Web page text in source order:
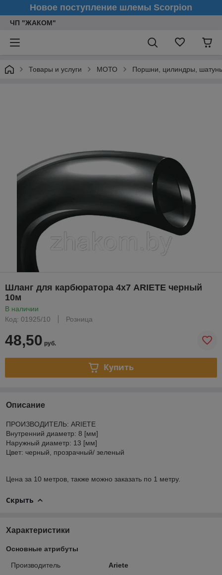
Новое поступление шлемы Scorpion
ЧП "ЖАКОМ"
Товары и услуги МОТО Поршни, цилиндры,
Шланг для карбюратора 4х7 ARIETE черный
10м
В наличии
Код: 01925/10
Розница
48,50 руб.
Купить
Описание
ПРОИЗВОДИТЕЛЬ: ARIETE
Внутренний диаметр: 8 [мм]
Наружный диаметр: 13 [мм]
Цвет: черный, прозрачный/ зеленый
Цена за 10 метров, также можно заказать по 1 метру.
Скрыть
Характеристики
Основные атрибуты
Производитель
Ariete